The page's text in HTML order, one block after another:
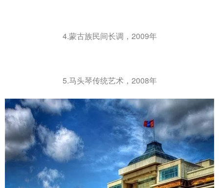
4.蒙古族民间长调，2009年
5.马头琴传统艺术，2008年